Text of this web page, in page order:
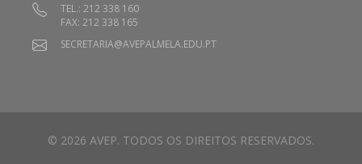
TEL.: 212 338 160
FAX: 212 338 165
SECRETARIA@AVEPALMELA.EDU.PT
© 2026 AVEP. TODOS OS DIREITOS RESERVADOS.